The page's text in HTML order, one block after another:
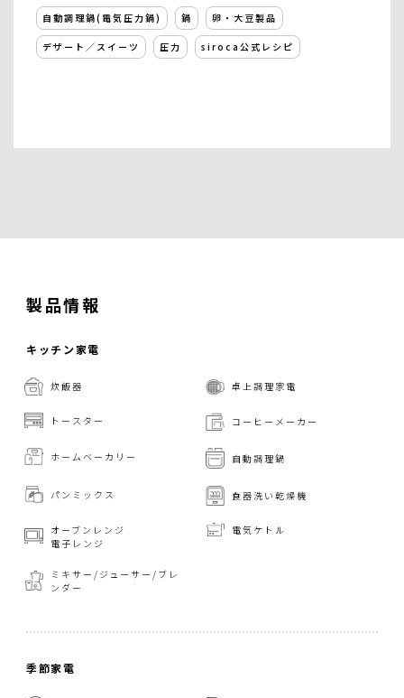
自動調理鍋(電気圧力鍋) 鍋 卵・大豆製品
デザート／スイーツ 圧力 siroca公式レシピ
製品情報
キッチン家電
炊飯器 卓上調理家電
トースター コーヒーメーカー
ホームベーカリー 自動調理鍋
パンミックス 食器洗い乾燥機
オーブンレンジ
電子レンジ
電気ケトル
ミキサー/ジューサー/ ブレ
ンダー
季節家電